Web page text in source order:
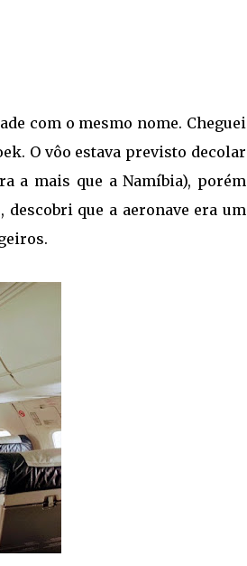
com o mesmo nome. Cheguei
O vôo estava previsto decolar
a mais que a Namíbia), porém
descobri que a aeronave era um